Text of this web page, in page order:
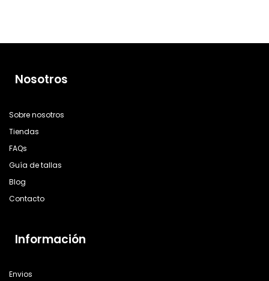
Nosotros
Sobre nosotros
Tiendas
FAQs
Guía de tallas
Blog
Contacto
Información
Envios